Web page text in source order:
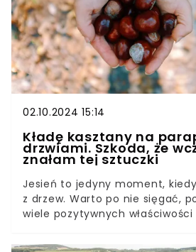
02.10.2024 15:14
Kładę kasztany na
drzwiami. Szkoda, że
znałam tej sztuczki
Jesień to jedyny moment,
z drzew. Warto po nie sięgać,
wiele pozytywnych
dom lub mieszkanie przed